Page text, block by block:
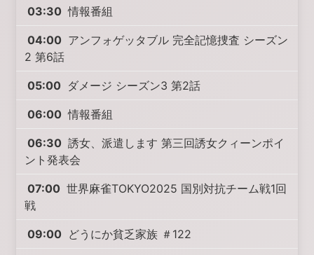
03:30 情報番組
04:00 アンフォゲッタブル 完全記憶捜査 シーズン
2 第6話
05:00 ダメージ シーズン3 第2話
06:00 情報番組
06:30 誘女、派遣します 第三回誘女クィーンポイ
ント発表会
07:00 世界麻雀TOKYO2025 国別対抗チーム戦1回
戦
09:00 どうにか貧乏家族 ＃122